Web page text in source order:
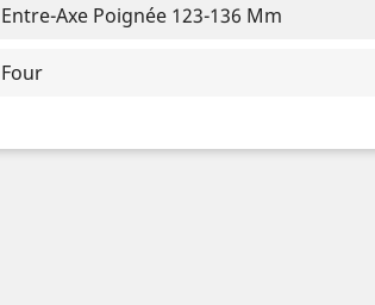
Entre-Axe Poignée 123-136 Mm
Four